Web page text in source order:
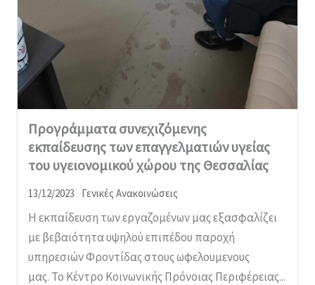
Προγράμματα συνεχιζόμενης
εκπαίδευσης των επαγγελματιών υγείας
του υγειονομικού χώρου της Θεσσαλίας
13/12/2023 Γενικές Ανακοινώσεις
Η εκπαίδευση των εργαζομένων μας εξασφαλίζει
με βεβαιότητα υψηλού επιπέδου παροχή
υπηρεσιών Φροντίδας στους ωφελουμενους
μας. Το Κέντρο Κοινωνικής Πρόνοιας Περιφέρειας...